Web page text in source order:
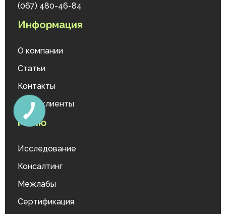
(067) 480-46-84
Информация
О компании
Статьи
Контакты
Наши клиенты
Меню
Исследование
Консалтинг
Межлабы
Сертификация